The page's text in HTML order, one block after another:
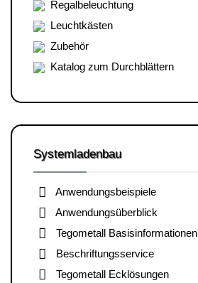
Regalbeleuchtung
Leuchtkästen
Zubehör
Katalog zum Durchblättern
Systemladenbau
Anwendungsbeispiele
Anwendungsüberblick
Tegometall Basisinformationen
Beschriftungsservice
Tegometall Ecklösungen